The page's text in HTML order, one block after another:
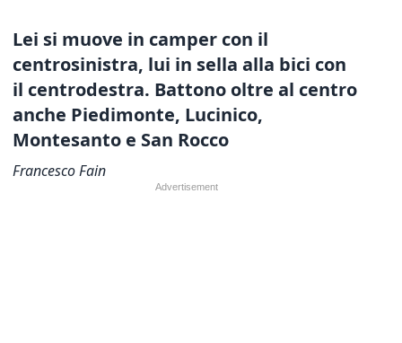
Lei si muove in camper con il
centrosinistra, lui in sella alla bici con
il centrodestra. Battono oltre al centro
anche Piedimonte, Lucinico,
Montesanto e San Rocco
Francesco Fain